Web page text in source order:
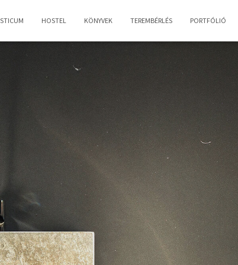
HOSTEL KÖNYVEK TEREMBÉRLÉS PORTFÓLIÓ